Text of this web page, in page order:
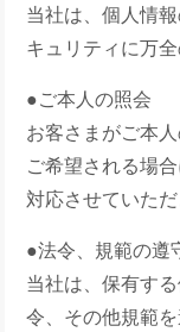
当社は、個人情
キュリティに万
●ご本人の照会
お客さまがご本
ご希望される場
対応させていただ
●法令、規範の遵
当社は、保有す
令、その他規範